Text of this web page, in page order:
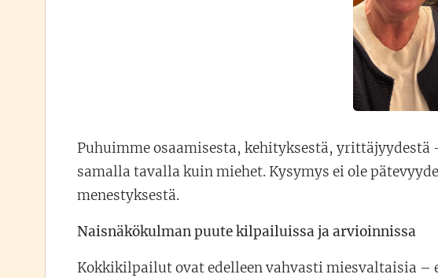
Puhuimme osaamisesta, kehityksestä,
samalla tavalla kuin miehet. Kysymys ei ole
menestyksestä.
Naisnäkökulman puute kilpailuissa ja arvioinnissa
Kokkikilpailut ovat edelleen vahvasti miesvaltaisia